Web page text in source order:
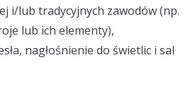
i/lub tradycyjnych zawodów (np.
lub ich elementy),
nagłośnienie do świetlic i sal